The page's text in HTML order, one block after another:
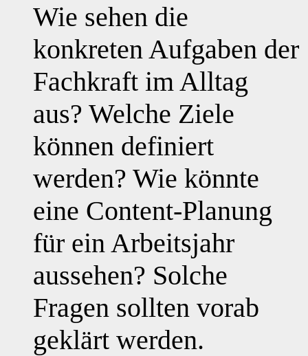
Wie sehen die
konkreten Aufgaben der
Fachkraft im Alltag
aus? Welche Ziele
können definiert
werden? Wie könnte
eine Content-Planung
für ein Arbeitsjahr
aussehen? Solche
Fragen sollten vorab
geklärt werden.